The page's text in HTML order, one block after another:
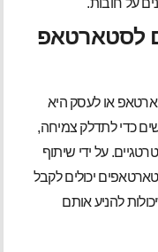
על חובות.
לסטארטאפ
או לעסק היא
כדי לתדלק צמיחה,
על ידי שיתוף
יכולים לקבל
להניע אותם